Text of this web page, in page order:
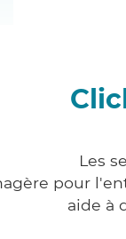
Les
pour
aide à